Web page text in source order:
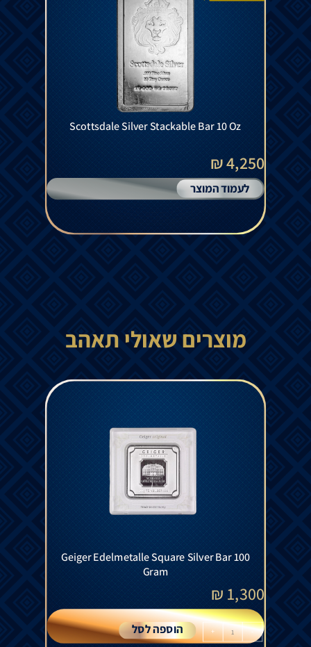
Scottsdale Silver Stackable Bar 10 Oz
4,250 ₪
לעמוד המוצר
מוצרים שאולי תאהב
Geiger Edelmetalle Square Silver Bar 100
Gram
1,300
₪
-
+ הוספה לסל